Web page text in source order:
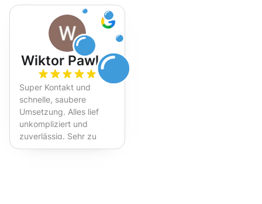
Wiktor Pawlak
Super Kontakt und
schnelle, saubere
Umsetzung. Alles lief
unkompliziert und
zuverlässig. Sehr zu
empfehlen!